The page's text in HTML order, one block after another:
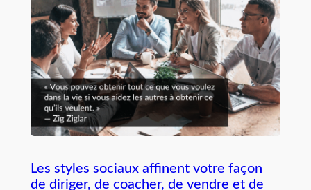
Les styles sociaux affinent votre façon
de diriger, de coacher, de vendre et de